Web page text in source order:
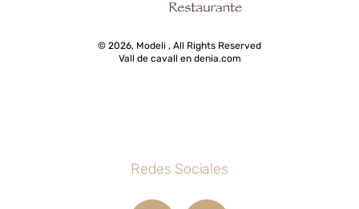
© 2026, Modeli , All Rights Reserved
Vall de cavall en denia.com
Redes Sociales